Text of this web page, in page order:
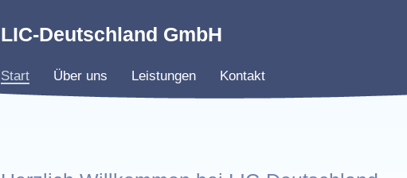
LIC-Deutschland GmbH
Start Über uns Leistungen Kontakt